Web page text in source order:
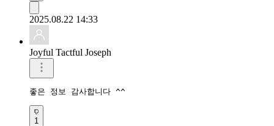
2025.08.22 14:33
Joyful Tactful Joseph
좋은 정보 감사합니다 ^^
1